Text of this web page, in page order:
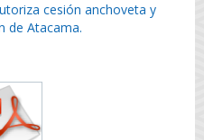
cesión anchoveta y
de Atacama.